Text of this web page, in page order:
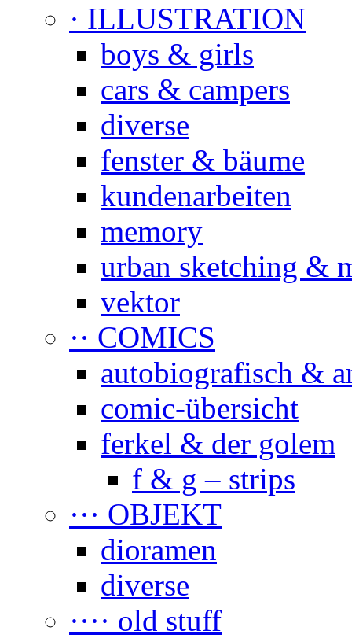
· ILLUSTRATION
boys & girls
cars & campers
diverse
fenster & bäume
kundenarbeiten
memory
urban sketching &
vektor
·· COMICS
autobiografisch &
comic-übersicht
ferkel & der golem
f & g – strips
··· OBJEKT
dioramen
diverse
···· old stuff